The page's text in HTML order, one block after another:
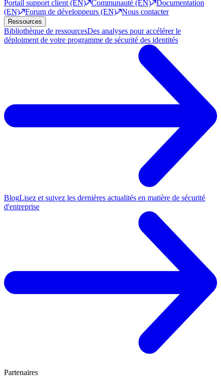
Portail support client (EN)
Communauté (EN)
Documentation
(EN)
Forum de développeurs (EN) Nous contacter
Ressources
Bibliothèque de ressourcesDes analyses pour accélérer le
déploiment de votre programme de sécurité des identités
BlogLisez et suivez les dernières actualités en matière de sécurité
d'entreprise
Partenaires